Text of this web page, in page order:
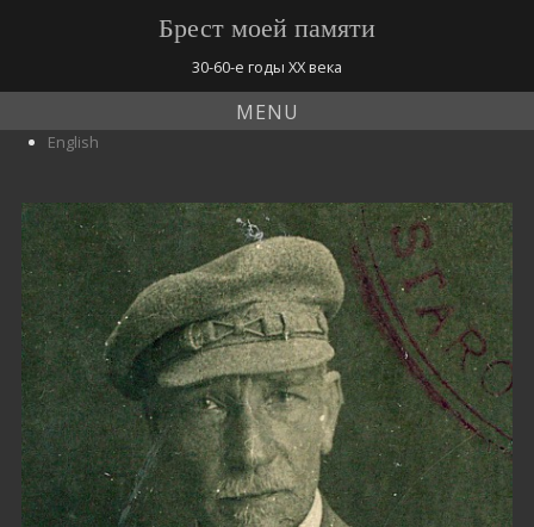
Брест моей памяти
30-60-е годы ХХ века
MENU
English